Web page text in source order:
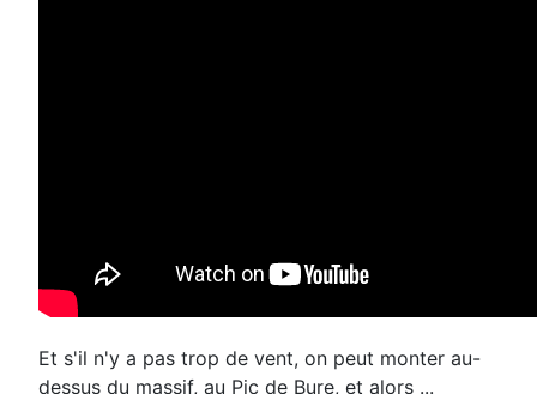
Et s'il n'y a pas trop de vent, on peut monter au-
dessus du massif, au Pic de Bure, et alors ...